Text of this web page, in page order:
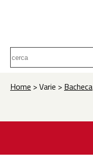
Home > Varie > Bacheca